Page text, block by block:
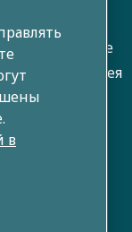
воздушное
Имея
миру, мы
будущее.
в